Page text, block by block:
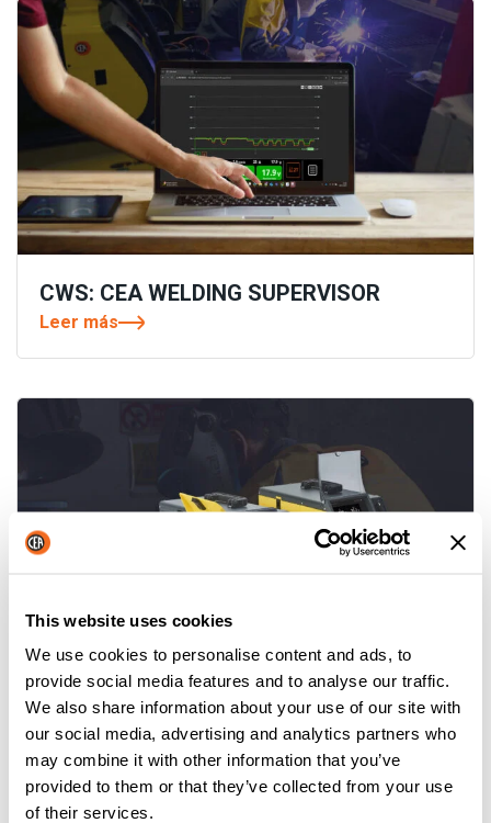
This website uses cookies
We use cookies to personalise content and ads, to
provide social media features and to analyse our traffic.
We also share information about your use of our site with
our social media, advertising and analytics partners who
may combine it with other information that you’ve
provided to them or that they’ve collected from your use
of their services.
CWS: CEA WELDING SUPERVISOR
Leer más
YARD MOBILE: UN PASO ADELANTE EN
LA SOLDADURA EN ASTILLEROS
Leer más